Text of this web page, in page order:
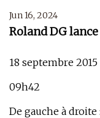
Jun 16, 2024
Roland DG
18 septembre 2015
09h42
De gauche à droite